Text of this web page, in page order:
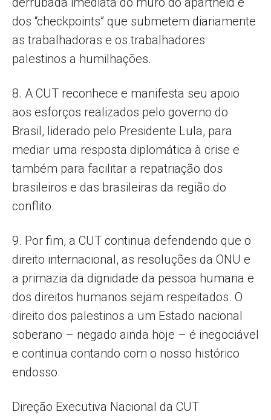
dos “checkpoints” que submetem diariamente
as trabalhadoras e os trabalhadores
palestinos a humilhações.
8. A CUT reconhece e manifesta seu apoio
aos esforços realizados pelo governo do
Brasil, liderado pelo Presidente Lula, para
mediar uma resposta diplomática à crise e
também para facilitar a repatriação dos
brasileiros e das brasileiras da região do
conflito.
9. Por fim, a CUT continua defendendo que o
direito internacional, as resoluções da ONU e
a primazia da dignidade da pessoa humana e
dos direitos humanos sejam respeitados. O
direito dos palestinos a um Estado nacional
soberano – negado ainda hoje – é inegociável
e continua contando com o nosso histórico
endosso.
Direção Executiva Nacional da CUT